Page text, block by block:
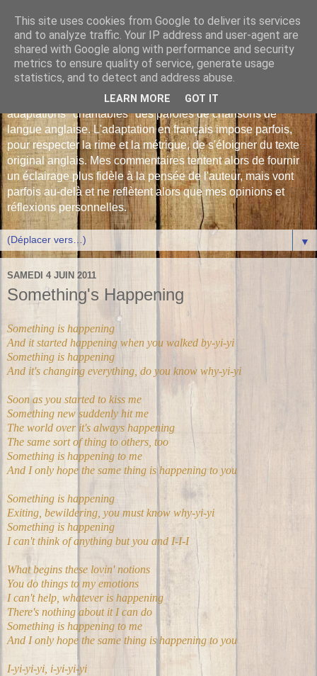
Les Monophonies de
Polyphrène
Versions françaises inédites : déjà plus de 510 traductions -
adaptations "chantables" des paroles de chansons de
langue anglaise. L'adaptation en français impose parfois,
pour respecter la rime et la métrique, de s'éloigner du texte
original anglais. Mes commentaires tentent alors de fournir
un éclairage plus fidèle à la pensée de l'auteur, mais vont
parfois au-delà et ne reflètent alors que mes opinions et
réflexions personnelles.
▼
SAMEDI 4 JUIN 2011
Something's Happening
Something is happening
And it started happening when you walked by-yi-yi
Something is happening
And it's changing everything, do you know why-yi-yi
Soon as you started to kiss me
Something new suddenly hit me
The world over it's always happening
The same sort of thing to others, too
Something is happening to me
And I only hope the same thing is happening to you
Something is happening
Exiting, bewildering, you must know why-yi-yi
Something is happening
I can't think of anything but you and I-I-I
What begins these lovin' notions
You do things to my emotions
I can't help, whatever is happening
There's nothing about it I can do
Something is happening to me
And I only hope the same thing is happening to you
I-yi-yi-yi, i-yi-yi-yi
This site uses cookies from Google to deliver its services
and to analyze traffic. Your IP address and user-agent are
shared with Google along with performance and security
metrics to ensure quality of service, generate usage
statistics, and to detect and address abuse.
LEARN MORE GOT IT